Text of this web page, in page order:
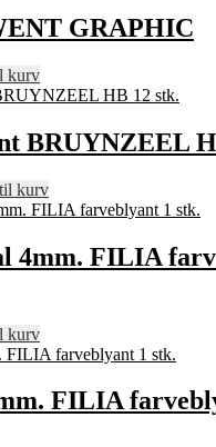
GRAPHIC
kurv
BRUYNZEEL
kurv
4mm. FILIA
kurv
FILIA